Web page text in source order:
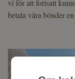
vi för att fortsatt
betala våra bönder